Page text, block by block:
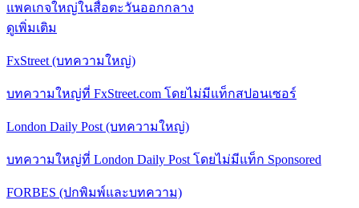
แพคเกจใหญ่ในสื่อตะวันออกกลาง
ดูเพิ่มเติม
FxStreet (บทความใหญ่)
บทความใหญ่ที่ FxStreet.com โดยไม่มีแท็กสปอนเซอร์
London Daily Post (บทความใหญ่)
บทความใหญ่ที่ London Daily Post โดยไม่มีแท็ก Sponsored
FORBES (ปกพิมพ์และบทความ)